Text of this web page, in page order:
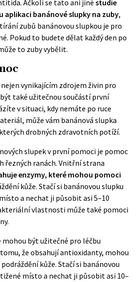
Ačkoli se tato ani jiné studie
aplikaci banánové slupky na zuby,
zubů banánovou slupkou je pro
Pokud to budete dělat každý den po
to zuby vybělit.
vynikajícím zdrojem živin pro
také užitečnou součástí první
v situaci, kdy nemáte po ruce
může vám banánová slupka
drobných zdravotních potíží.
slupek v první pomoci je pomoc
řezných ranách. Vnitřní strana
enzymy, které mohou pomoci
kůže. Stačí si banánovou slupku
a nechat ji působit asi 5–10
vlastnosti může také pomoci
mohou být užitečné pro léčbu
že obsahují antioxidanty, mohou
kůže. Stačí si banánovou
místo a nechat ji působit asi 10–